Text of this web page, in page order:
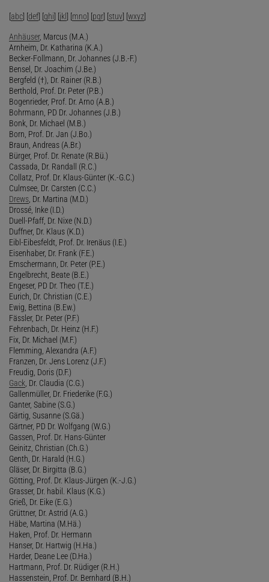
[abc] [def] [ghi] [jkl] [mno] [pqr] [stuv] [wxyz]
Anhäuser, Marcus (M.A.)
Arnheim, Dr. Katharina (K.A.)
Becker-Follmann, Dr. Johannes (J.B.-F.)
Bensel, Dr. Joachim (J.Be.)
Bergfeld (†), Dr. Rainer (R.B.)
Berthold, Prof. Dr. Peter (P.B.)
Bogenrieder, Prof. Dr. Arno (A.B.)
Bohrmann, PD Dr. Johannes (J.B.)
Bonk, Dr. Michael (M.B.)
Born, Prof. Dr. Jan (J.Bo.)
Braun, Andreas (A.Br.)
Bürger, Prof. Dr. Renate (R.Bü.)
Cassada, Dr. Randall (R.C.)
Collatz, Prof. Dr. Klaus-Günter (K.-G.C.)
Culmsee, Dr. Carsten (C.C.)
Drews , Dr. Martina (M.D.)
Drossé, Inke (I.D.)
Duell-Pfaff, Dr. Nixe (N.D.)
Duffner, Dr. Klaus (K.D.)
Eibl-Eibesfeldt, Prof. Dr. Irenäus (I.E.)
Eisenhaber, Dr. Frank (F.E.)
Emschermann, Dr. Peter (P.E.)
Engelbrecht, Beate (B.E.)
Engeser, PD Dr. Theo (T.E.)
Eurich, Dr. Christian (C.E.)
Ewig, Bettina (B.Ew.)
Fässler, Dr. Peter (P.F.)
Fehrenbach, Dr. Heinz (H.F.)
Fix, Dr. Michael (M.F.)
Flemming, Alexandra (A.F.)
Franzen, Dr. Jens Lorenz (J.F.)
Freudig, Doris (D.F.)
Gack , Dr. Claudia (C.G.)
Gallenmüller, Dr. Friederike (F.G.)
Ganter, Sabine (S.G.)
Gärtig, Susanne (S.Gä.)
Gärtner, PD Dr. Wolfgang (W.G.)
Gassen, Prof. Dr. Hans-Günter
Geinitz, Christian (Ch.G.)
Genth, Dr. Harald (H.G.)
Gläser, Dr. Birgitta (B.G.)
Götting, Prof. Dr. Klaus-Jürgen (K.-J.G.)
Grasser, Dr. habil. Klaus (K.G.)
Grieß, Dr. Eike (E.G.)
Grüttner, Dr. Astrid (A.G.)
Häbe, Martina (M.Hä.)
Haken, Prof. Dr. Hermann
Hanser, Dr. Hartwig (H.Ha.)
Harder, Deane Lee (D.Ha.)
Hartmann, Prof. Dr. Rüdiger (R.H.)
Hassenstein, Prof. Dr. Bernhard (B.H.)